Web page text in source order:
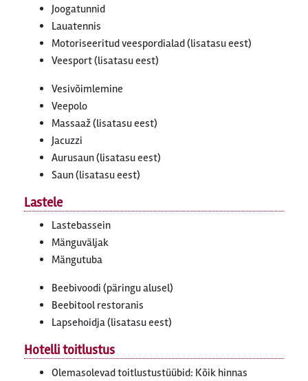
Joogatunnid
Lauatennis
Motoriseeritud veespordialad (lisatasu eest)
Veesport (lisatasu eest)
Vesivõimlemine
Veepolo
Massaaž (lisatasu eest)
Jacuzzi
Aurusaun (lisatasu eest)
Saun (lisatasu eest)
Lastele
Lastebassein
Mänguväljak
Mängutuba
Beebivoodi (päringu alusel)
Beebitool restoranis
Lapsehoidja (lisatasu eest)
Hotelli toitlustus
Olemasolevad toitlustustüübid: Kõik hinnas